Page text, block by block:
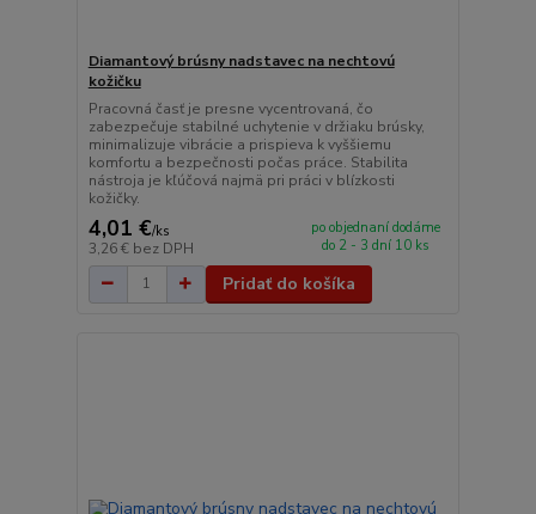
Diamantový brúsny nadstavec na nechtovú
kožičku
Pracovná časť je presne vycentrovaná, čo
zabezpečuje stabilné uchytenie v držiaku brúsky,
minimalizuje vibrácie a prispieva k vyššiemu
komfortu a bezpečnosti počas práce. Stabilita
nástroja je kľúčová najmä pri práci v blízkosti
kožičky.
4,01 €/ks
3,26 € bez DPH
po objednaní dodáme
do 2 - 3 dní 10 ks
Pridať do košíka